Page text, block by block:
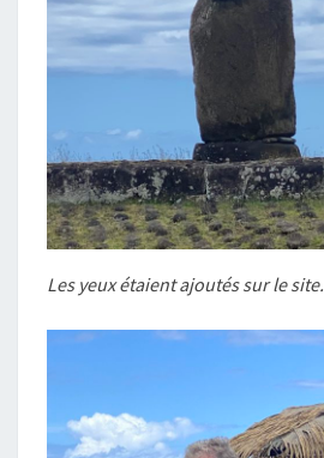
Les yeux étaient ajoutés sur le site.